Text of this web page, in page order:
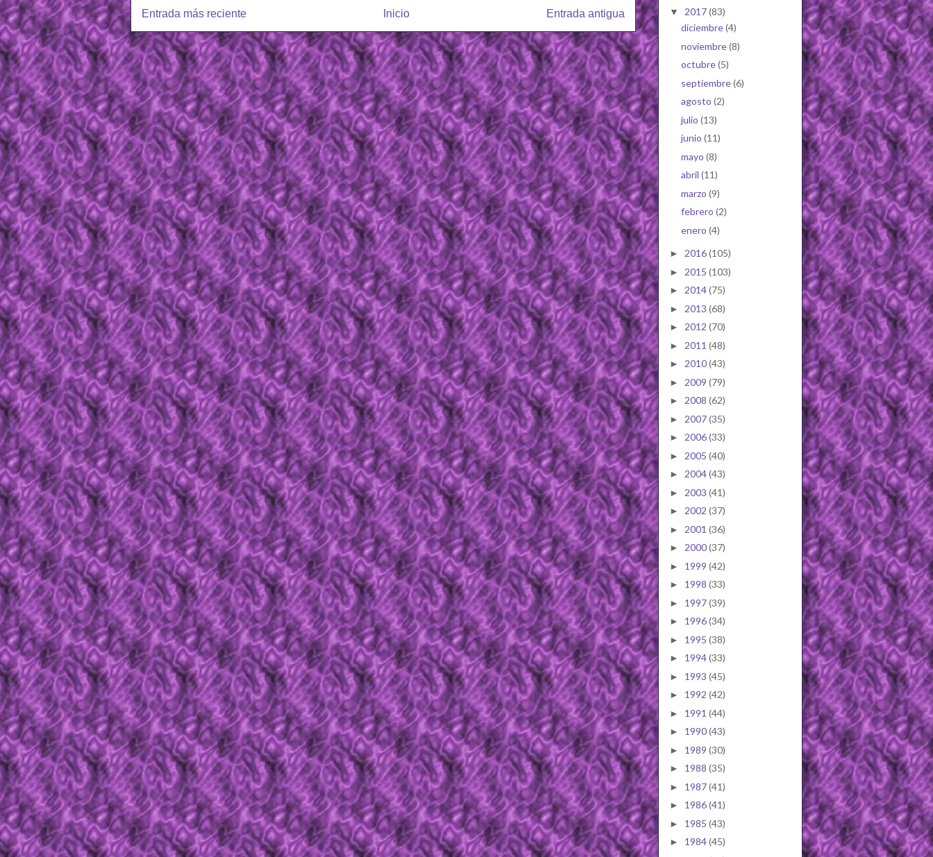
Entrada más reciente Entrada antigua
Inicio ▼ 2017(83)
diciembre(4)
noviembre(8)
octubre(5)
septiembre(6)
agosto (2)
julio (13)
junio (11)
mayo (8)
abril (11)
marzo (9)
febrero (2)
enero (4)
► 2016(105)
► 2015 (103)
► 2014(75)
► 2013 (68)
► 2012 (70)
► 2011 (48)
► 2010(43)
► 2009 (79)
► 2008 (62)
► 2007(35)
► 2006(33)
► 2005 (40)
► 2004(43)
► 2003 (41)
► 2002 (37)
► 2001 (36)
► 2000(37)
► 1999 (42)
► 1998 (33)
► 1997(39)
► 1996(34)
► 1995 (38)
► 1994(33)
► 1993 (45)
► 1992 (42)
► 1991 (44)
► 1990(43)
► 1989 (30)
► 1988 (35)
► 1987(41)
► 1986(41)
► 1985 (43)
► 1984(45)